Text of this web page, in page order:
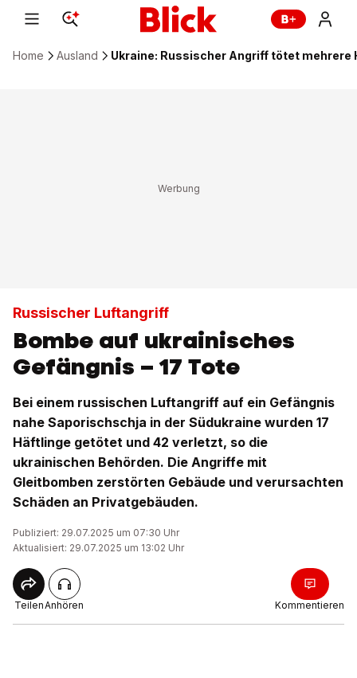
Home Ausland Ukraine: Russischer Angriff tötet mehrere
Russischer Luftangriff
Bombe auf ukrainisches
Gefängnis – 17 Tote
Bei einem russischen Luftangriff auf ein Gefängnis
nahe Saporischschja in der Südukraine wurden 17
Häftlinge getötet und 42 verletzt, so die
ukrainischen Behörden. Die Angriffe mit
Gleitbomben zerstörten Gebäude und verursachten
Schäden an Privatgebäuden.
Publiziert: 29.07.2025 um 07:30 Uhr
Aktualisiert: 29.07.2025 um 13:02 Uhr
TeilenAnhören Kommentieren